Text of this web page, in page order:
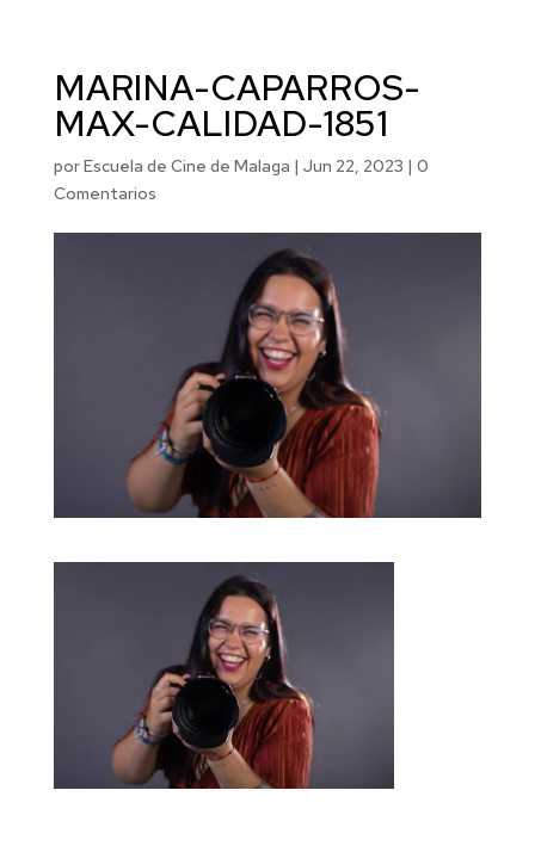
MARINA-CAPARROS-
MAX-CALIDAD-1851
porEscuela de Cine de Malaga | Jun 22, 2023 | 0
Comentarios